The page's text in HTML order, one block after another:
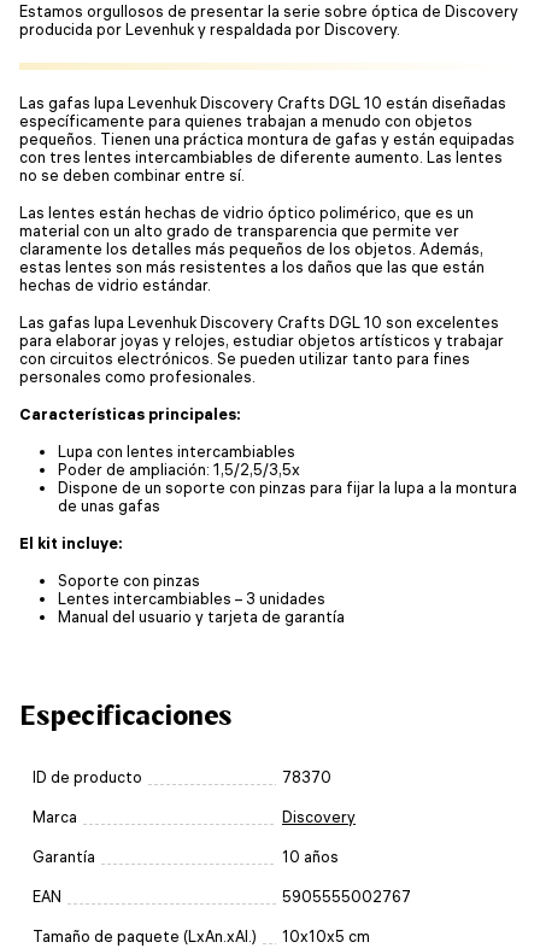
Estamos orgullosos de presentar la serie sobre óptica de Discovery
producida por Levenhuk y respaldada por Discovery.
Las gafas lupa Levenhuk Discovery Crafts DGL 10 están diseñadas
específicamente para quienes trabajan a menudo con objetos
pequeños. Tienen una práctica montura de gafas y están equipadas
con tres lentes intercambiables de diferente aumento. Las lentes
no se deben combinar entre sí.
Las lentes están hechas de vidrio óptico polimérico, que es un
material con un alto grado de transparencia que permite ver
claramente los detalles más pequeños de los objetos. Además,
estas lentes son más resistentes a los daños que las que están
hechas de vidrio estándar.
Las gafas lupa Levenhuk Discovery Crafts DGL 10 son excelentes
para elaborar joyas y relojes, estudiar objetos artísticos y trabajar
con circuitos electrónicos. Se pueden utilizar tanto para fines
personales como profesionales.
Características principales:
Lupa con lentes intercambiables
Poder de ampliación: 1,5/2,5/3,5x
Dispone de un soporte con pinzas para fijar la lupa a la montura
de unas gafas
El kit incluye:
Soporte con pinzas
Lentes intercambiables – 3 unidades
Manual del usuario y tarjeta de garantía
Especificaciones
ID de producto 78370
Marca Discovery
Garantía 10 años
EAN 5905555002767
Tamaño de paquete (LxAn.xAl.) 10x10x5 cm